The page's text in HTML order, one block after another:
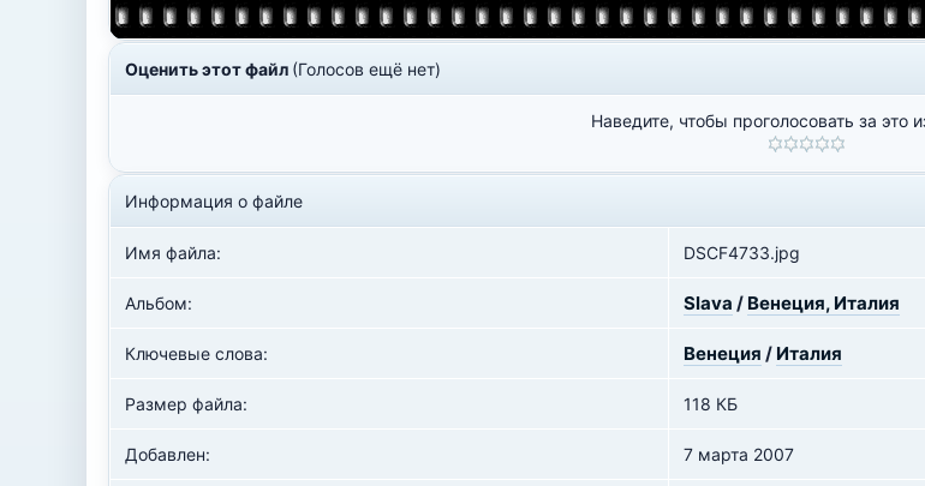
Оценить этот файл (Голосов ещё нет)
Наведите, чтобы проголосовать за это
Информация о файле
Имя файла: DSCF4733.jpg
Альбом: Slava / Венеция, Италия
Ключевые слова: Венеция / Италия
Размер файла: 118 КБ
Добавлен: 7 марта 2007